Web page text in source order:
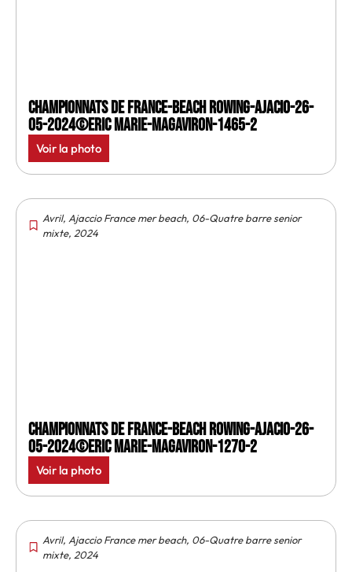
Championnats de France-Beach rowing-Ajacio-26-
05-2024©Eric Marie-MagAviron-1465-2
Voir la photo
Avril, Ajaccio France mer beach, 06-Quatre barre senior
mixte, 2024
Championnats de France-Beach rowing-Ajacio-26-
05-2024©Eric Marie-MagAviron-1270-2
Voir la photo
Avril, Ajaccio France mer beach, 06-Quatre barre senior
mixte, 2024